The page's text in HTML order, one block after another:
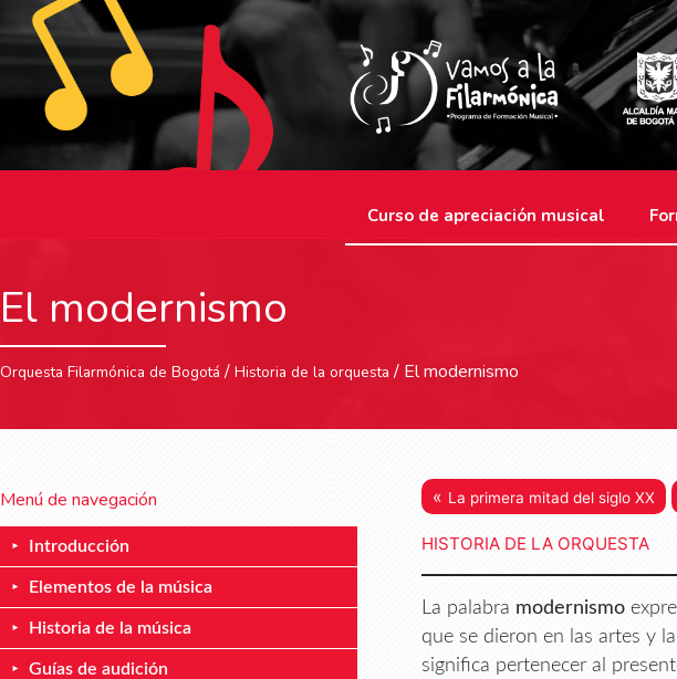
Curso de apreciación musical
El modernismo
Orquesta Filarmónica de Bogotá / Historia de la orquesta / El modernismo
Menú de navegación
Introducción
Elementos de la música
Historia de la música
Guías de audición
« La primera mitad del siglo XX
HISTORIA DE LA ORQUESTA
La palabra modernismo
que se dieron en las artes y
significa pertenecer al